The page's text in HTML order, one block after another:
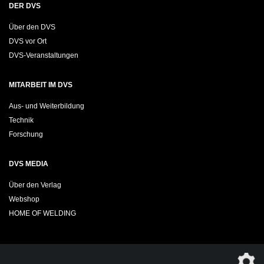
DER DVS
Über den DVS
DVS vor Ort
DVS-Veranstaltungen
MITARBEIT IM DVS
Aus- und Weiterbildung
Technik
Forschung
DVS MEDIA
Über den Verlag
Webshop
HOME OF WELDING